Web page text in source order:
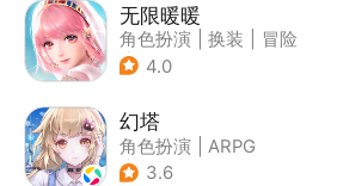
无限暖暖
角色扮演 换装
冒险
| 开放世界
4.0
幻塔
角色扮演
ARPG
| 奇幻
3.6